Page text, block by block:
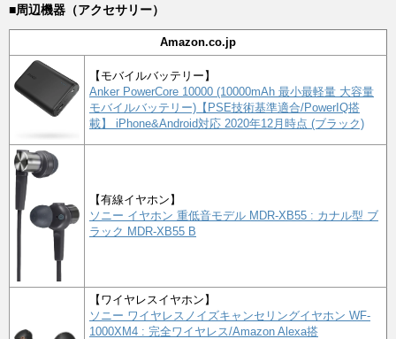
■周辺機器（アクセサリー）
Amazon.co.jp
【モバイルバッテリー】
Anker PowerCore 10000 (10000mAh 最小最軽量 大容量
モバイルバッテリー)【PSE技術基準適合/PowerIQ搭
載】 iPhone&Android対応 2020年12月時点 (ブラック)
【有線イヤホン】
ソニー イヤホン 重低音モデル MDR-XB55 : カナル型 ブ
ラック MDR-XB55 B
【ワイヤレスイヤホン】
ソニー ワイヤレスノイズキャンセリングイヤホン WF-
1000XM4 : 完全ワイヤレス/Amazon Alexa搭